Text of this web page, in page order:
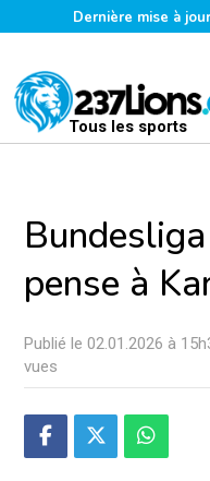
Dernière mise à
Tous les sports
pense à
Publié le 02.01.2026 à
vues